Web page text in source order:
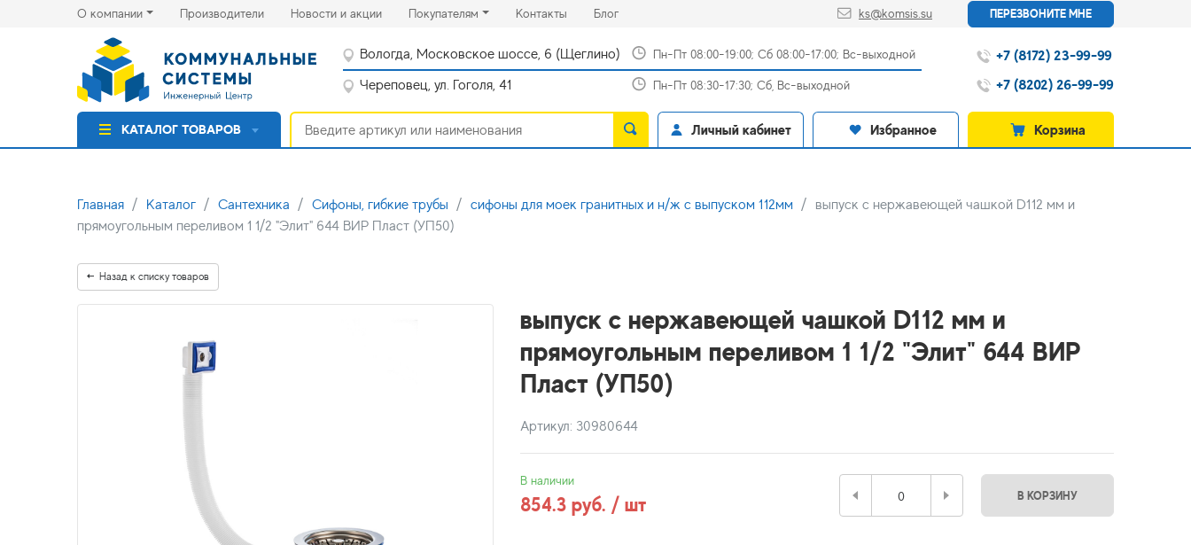
О компании Производители(current)Новости и акции(current)Покупателям Контакты(current)
Блог(current) ks@komsis.su ПЕРЕЗВОНИТЕ МНЕ
Вологда, Московское шоссе, 6 (Щеглино) Пн-Пт 08:00-19:00; Сб 08:00-17:00; Вс-выходной
Череповец, ул. Гоголя, 41 Пн-Пт 08:30-17:30; Сб, Вс-выходной
+7 (8172) 23-99-99
+7 (8202) 26-99-99
КАТАЛОГ ТОВАРОВ Личный кабинет Избранное Корзина
Главная Каталог Сантехника Сифоны, гибкие трубы сифоны для моек гранитных и н/ж с выпуском 112мм
выпуск с нержавеющей чашкой D112 мм и
прямоугольным переливом 1 1/2 "Элит" 644 ВИР Пласт (УП50)
Назад к списку товаров
выпуск с нержавеющей чашкой D112 мм и
прямоугольным переливом 1 1/2 "Элит" 644 ВИР
Пласт (УП50)
Артикул: 30980644
В наличии
854.3 руб. / шт В КОРЗИНУ